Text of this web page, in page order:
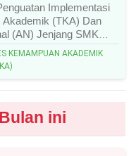
Implementasi
Akademik (TKA) Dan
(AN) Jenjang SMK
Materi, Dan Link
KEMAMPUAN AKADEMIK
ini